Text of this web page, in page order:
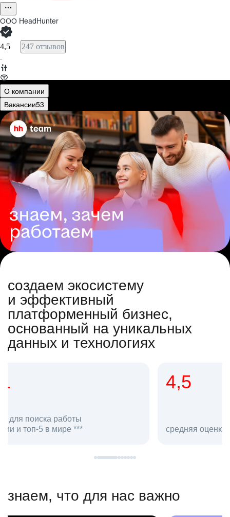
ООО HeadHunter
4,5 247 отзывов
·
О компании
Вакансии53
создаем экосистему
и эффективный
платформенный бизнес,
основанный на уникальных
данных и технологиях
средняя оценка hh.ru как работодателя **
в hh.ru
знаем, что для нас важно